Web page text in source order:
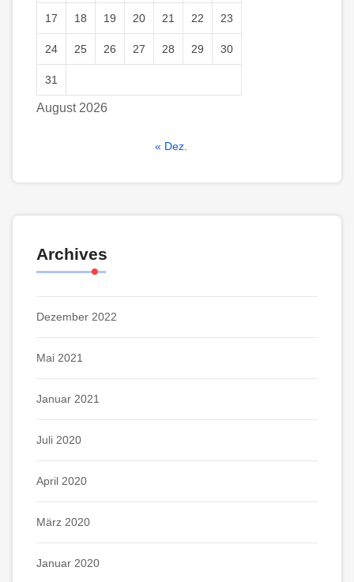
August 2026
17 18 19 20 21 22 23
24 25 26 27 28 29 30
31
« Dez.
Archives
Dezember 2022
Mai 2021
Januar 2021
Juli 2020
April 2020
März 2020
Januar 2020